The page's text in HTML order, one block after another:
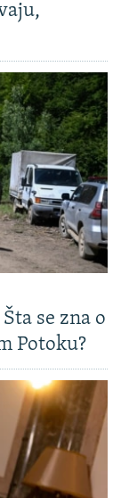
se zna o
Potoku?